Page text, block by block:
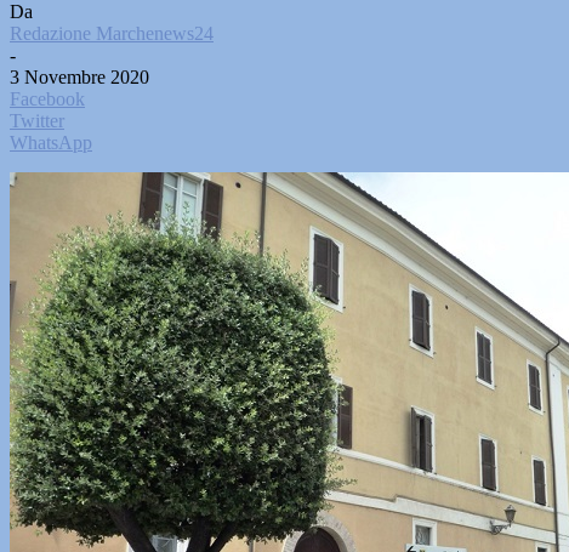
Da
Redazione Marchenews24
-
3 Novembre 2020
Facebook
Twitter
WhatsApp